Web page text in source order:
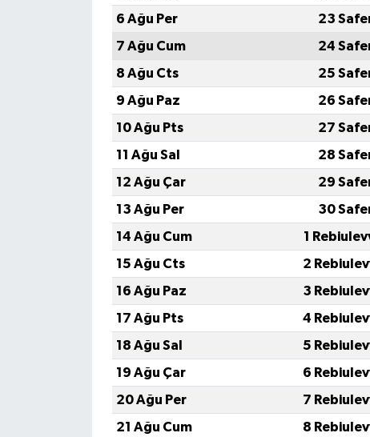
6 Ağu Per
23
7 Ağu Cum
24
8 Ağu Cts
25
9 Ağu Paz
26
10 Ağu Pts
27
11 Ağu Sal
28
12 Ağu Çar
29
13 Ağu Per
30
14 Ağu Cum
1
15 Ağu Cts
2
16 Ağu Paz
3
17 Ağu Pts
4
18 Ağu Sal
5
19 Ağu Çar
6
20 Ağu Per
7
21 Ağu Cum
8